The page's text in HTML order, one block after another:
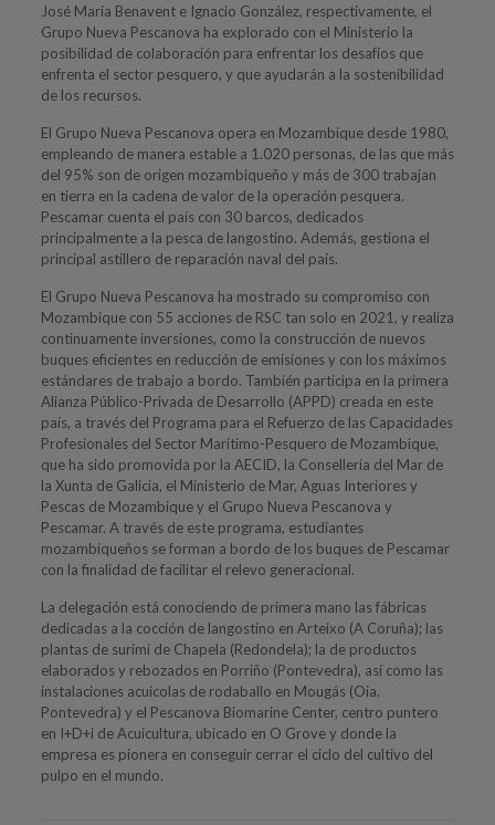
José María Benavent e Ignacio González, respectivamente, el
Grupo Nueva Pescanova ha explorado con el Ministerio la
posibilidad de colaboración para enfrentar los desafíos que
enfrenta el sector pesquero, y que ayudarán a la sostenibilidad
de los recursos.
El Grupo Nueva Pescanova opera en Mozambique desde 1980,
empleando de manera estable a 1.020 personas, de las que más
del 95% son de origen mozambiqueño y más de 300 trabajan
en tierra en la cadena de valor de la operación pesquera.
Pescamar cuenta el país con 30 barcos, dedicados
principalmente a la pesca de langostino. Además, gestiona el
principal astillero de reparación naval del país.
El Grupo Nueva Pescanova ha mostrado su compromiso con
Mozambique con 55 acciones de RSC tan solo en 2021, y realiza
continuamente inversiones, como la construcción de nuevos
buques eficientes en reducción de emisiones y con los máximos
estándares de trabajo a bordo. También participa en la primera
Alianza Público-Privada de Desarrollo (APPD) creada en este
país, a través del Programa para el Refuerzo de las Capacidades
Profesionales del Sector Marítimo-Pesquero de Mozambique,
que ha sido promovida por la AECID, la Consellería del Mar de
la Xunta de Galicia, el Ministerio de Mar, Aguas Interiores y
Pescas de Mozambique y el Grupo Nueva Pescanova y
Pescamar. A través de este programa, estudiantes
mozambiqueños se forman a bordo de los buques de Pescamar
con la finalidad de facilitar el relevo generacional.
La delegación está conociendo de primera mano las fábricas
dedicadas a la cocción de langostino en Arteixo (A Coruña); las
plantas de surimi de Chapela (Redondela); la de productos
elaborados y rebozados en Porriño (Pontevedra), así como las
instalaciones acuícolas de rodaballo en Mougás (Oia.
Pontevedra) y el Pescanova Biomarine Center, centro puntero
en I+D+i de Acuicultura, ubicado en O Grove y donde la
empresa es pionera en conseguir cerrar el ciclo del cultivo del
pulpo en el mundo.